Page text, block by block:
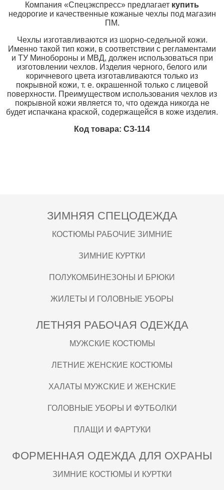
Компания «Спецэкспресс» предлагает купить
недорогие и качественные кожаные чехлы под магазин
ПМ.
Чехлы изготавливаются из шорно-седельной кожи.
Именно такой тип кожи, в соответствии с регламентами
и ТУ Минобороны и МВД, должен использоваться при
изготовлении чехлов. Изделия черного, белого или
коричневого цвета изготавливаются только из
покрывной кожи, т. е. окрашенной только с лицевой
поверхности. Преимуществом использования чехлов из
покрывной кожи является то, что одежда никогда не
будет испачкана краской, содержащейся в коже изделия.
Код товара: СЗ-114
ЗИМНЯЯ СПЕЦОДЕЖДА
КОСТЮМЫ РАБОЧИЕ ЗИМНИЕ
ЗИМНИЕ КУРТКИ
ПОЛУКОМБИНЕЗОНЫ И БРЮКИ
ЖИЛЕТЫ И ГОЛОВНЫЕ УБОРЫ
ЛЕТНЯЯ РАБОЧАЯ ОДЕЖДА
МУЖСКИЕ КОСТЮМЫ
ЛЕТНИЕ ЖЕНСКИЕ КОСТЮМЫ
ХАЛАТЫ МУЖСКИЕ И ЖЕНСКИЕ
ГОЛОВНЫЕ УБОРЫ И ФУТБОЛКИ
ПЛАЩИ И ФАРТУКИ
ФОРМЕННАЯ ОДЕЖДА ДЛЯ ОХРАНЫ
ЗИМНИЕ КОСТЮМЫ И КУРТКИ